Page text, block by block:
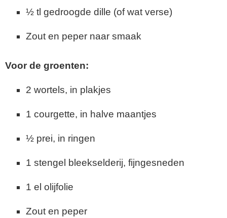
½ tl gedroogde dille (of wat verse)
Zout en peper naar smaak
Voor de groenten:
2 wortels, in plakjes
1 courgette, in halve maantjes
½ prei, in ringen
1 stengel bleekselderij, fijngesneden
1 el olijfolie
Zout en peper